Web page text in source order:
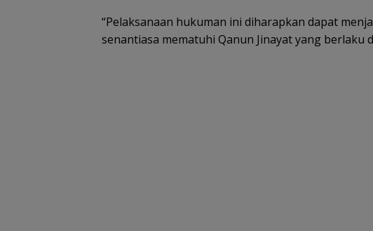
“Pelaksanaan hukuman ini diharapkan dapat
senantiasa mematuhi Qanun Jinayat yang berlaku